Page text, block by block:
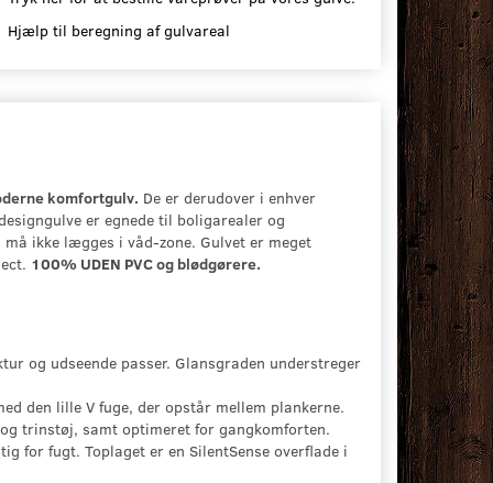
Hjælp til beregning af gulvareal
komfortgulv. De er derudover i enhver
er egnede til boligarealer og
ikke lægges i våd-zone. Gulvet er meget
100% UDEN PVC og blødgørere.
og udseende passer. Glansgraden understreger
den lille V fuge, der opstår mellem plankerne.
trinstøj, samt optimeret for gangkomforten.
for fugt. Toplaget er en SilentSense overflade i